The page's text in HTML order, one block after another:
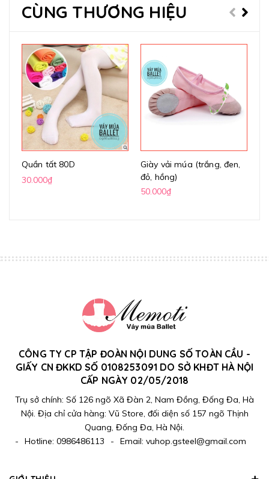
CÙNG THƯƠNG HIỆU
Quần tất 80D
30.000₫
Giày vải múa (trắng, đen,
đỏ, hồng)
50.000₫
CÔNG TY CP TẬP ĐOÀN NỘI DUNG SỐ TOÀN CẦU -
GIẤY CN ĐKKD SỐ 0108253091 DO SỞ KHĐT HÀ NỘI
CẤP NGÀY 02/05/2018
Trụ sở chính: Số 126 ngõ Xã Đàn 2, Nam Đồng, Đống Đa, Hà
Nội. Địa chỉ cửa hàng: Vũ Store, đối diện số 157 ngõ Thịnh
Quang, Đống Đa, Hà Nội.
-
Hotline: 0986486113 - Email: vuhop.gsteel@gmail.com